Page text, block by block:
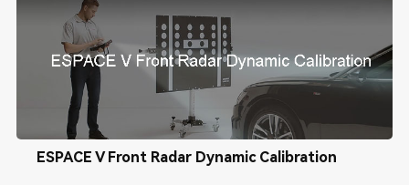
ESPACE V Front Radar Dynamic Calibration